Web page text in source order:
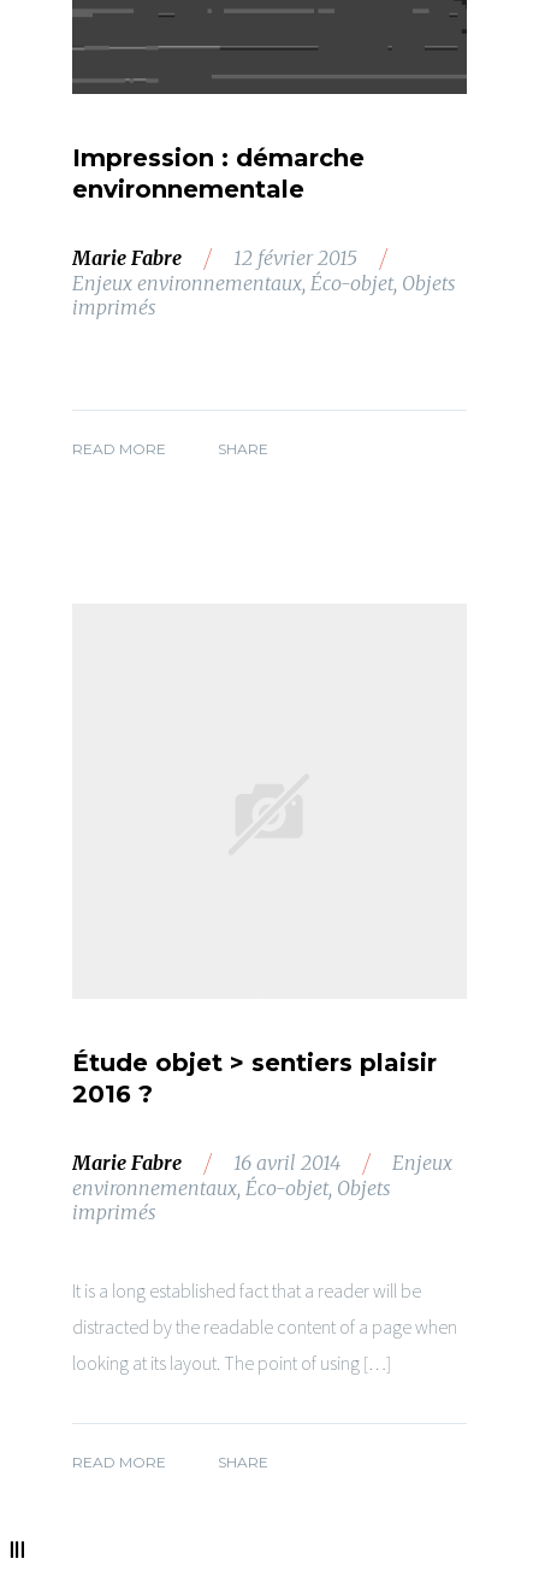
Impression : démarche
environnementale
Marie Fabre / 12 février 2015 /
Enjeux environnementaux, Éco-objet, Objets
imprimés
READ MORE SHARE
Étude objet > sentiers plaisir
2016 ?
Marie Fabre / 16 avril 2014 /
Enjeux
environnementaux, Éco-objet, Objets
imprimés
It is a long established fact that a reader will be
distracted by the readable content of a page when
looking at its layout. The point of using […]
READ MORE SHARE